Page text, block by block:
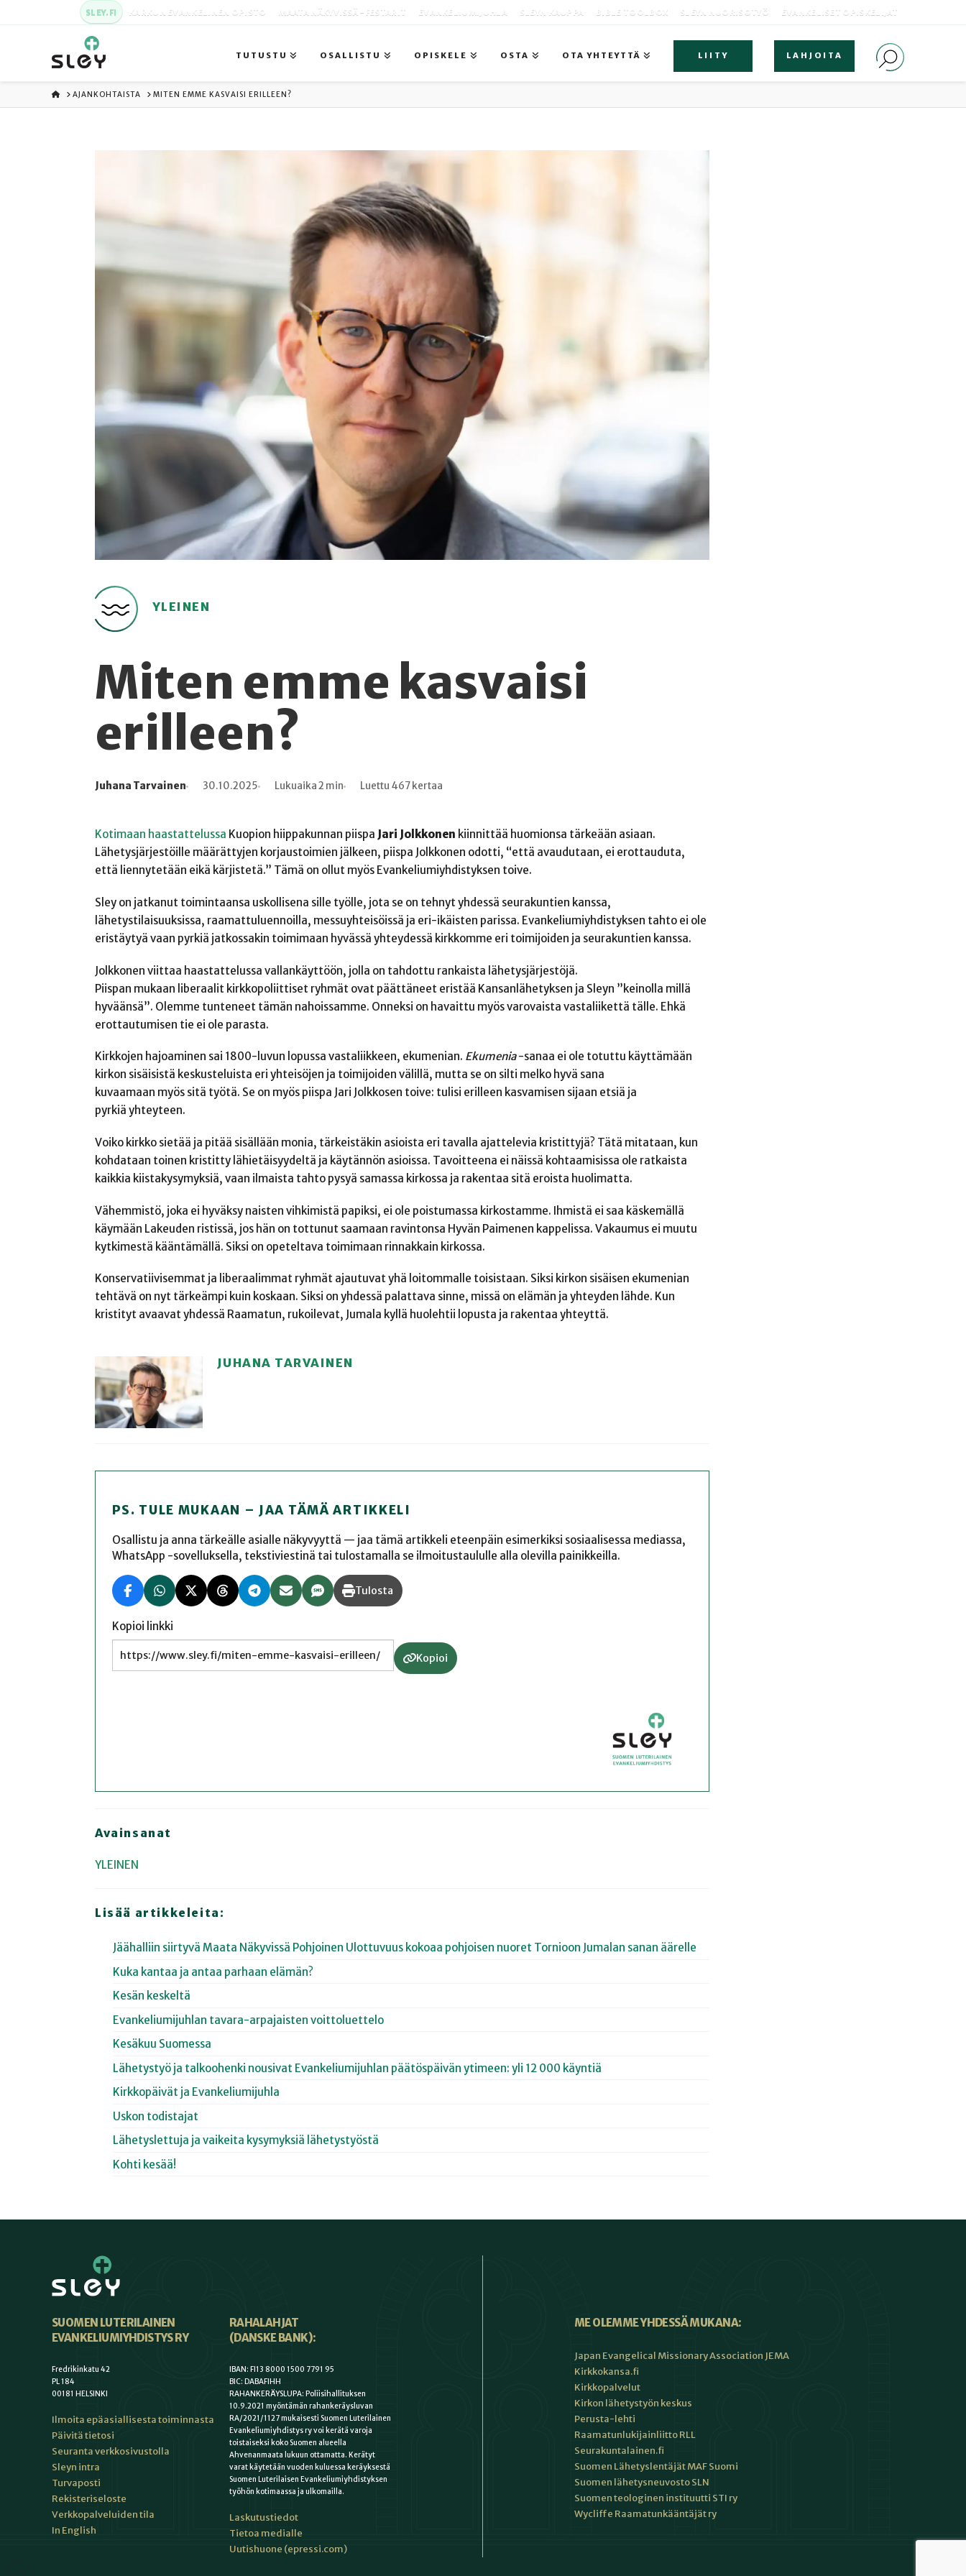
SLEY.FI KARKUN EVANKELINEN OPISTO MAATA NÄKYVISSÄ -FESTARIT EVANKELIUMIJUHLA SLEYN KAUPPA BIBLE TOOLBOX SLEYN NUORISOTYÖ EVANKELISET OPISKELIJAT
TUTUSTU OSALLISTU OPISKELE OSTA OTA YHTEYTTÄ LIITY LAHJOITA
ETUSIVU
AJANKOHTAISTA MITEN EMME KASVAISI ERILLEEN?
YLEINEN
Miten emme kasvaisi
erilleen?
Kirjoittaja
Juhana Tarvainen
Julkaistu 30.10.2025
Lukuaika Lukuaika 2 min
Lukukertoja Luettu 467 kertaa
Kotimaan haastattelussa Kuopion hiippakunnan piispa Jari Jolkkonen kiinnittää huomionsa tärkeään asiaan.
Lähetysjärjestöille määrättyjen korjaustoimien jälkeen, piispa Jolkkonen odotti, “että avaudutaan, ei erottauduta,
että liennytetään eikä kärjistetä.” Tämä on ollut myös Evankeliumiyhdistyksen toive.
Sley on jatkanut toimintaansa uskollisena sille työlle, jota se on tehnyt yhdessä seurakuntien kanssa,
lähetystilaisuuksissa, raamattuluennoilla, messuyhteisöissä ja eri-ikäisten parissa. Evankeliumiyhdistyksen tahto ei ole
eristäytyä vaan pyrkiä jatkossakin toimimaan hyvässä yhteydessä kirkkomme eri toimijoiden ja seurakuntien kanssa.
Jolkkonen viittaa haastattelussa vallankäyttöön, jolla on tahdottu rankaista lähetysjärjestöjä.
Piispan mukaan liberaalit kirkkopoliittiset ryhmät ovat päättäneet eristää Kansanlähetyksen ja Sleyn ”keinolla millä
hyväänsä”. Olemme tunteneet tämän nahoissamme. Onneksi on havaittu myös varovaista vastaliikettä tälle. Ehkä
erottautumisen tie ei ole parasta.
Kirkkojen hajoaminen sai 1800-luvun lopussa vastaliikkeen, ekumenian. Ekumenia-sanaa ei ole totuttu käyttämään
kirkon sisäisistä keskusteluista eri yhteisöjen ja toimijoiden välillä, mutta se on silti melko hyvä sana
kuvaamaan myös sitä työtä. Se on myös piispa Jari Jolkkosen toive: tulisi erilleen kasvamisen sijaan etsiä ja
pyrkiä yhteyteen.
Voiko kirkko sietää ja pitää sisällään monia, tärkeistäkin asioista eri tavalla ajattelevia kristittyjä? Tätä mitataan, kun
kohdataan toinen kristitty lähietäisyydeltä ja käytännön asioissa. Tavoitteena ei näissä kohtaamisissa ole ratkaista
kaikkia kiistakysymyksiä, vaan ilmaista tahto pysyä samassa kirkossa ja rakentaa sitä eroista huolimatta.
Vähemmistö, joka ei hyväksy naisten vihkimistä papiksi, ei ole poistumassa kirkostamme. Ihmistä ei saa käskemällä
käymään Lakeuden ristissä, jos hän on tottunut saamaan ravintonsa Hyvän Paimenen kappelissa. Vakaumus ei muutu
kytkimestä kääntämällä. Siksi on opeteltava toimimaan rinnakkain kirkossa.
Konservatiivisemmat ja liberaalimmat ryhmät ajautuvat yhä loitommalle toisistaan. Siksi kirkon sisäisen ekumenian
tehtävä on nyt tärkeämpi kuin koskaan. Siksi on yhdessä palattava sinne, missä on elämän ja yhteyden lähde. Kun
kristityt avaavat yhdessä Raamatun, rukoilevat, Jumala kyllä huolehtii lopusta ja rakentaa yhteyttä.
JUHANA TARVAINEN
PS. TULE MUKAAN – JAA TÄMÄ ARTIKKELI
Osallistu ja anna tärkeälle asialle näkyvyyttä — jaa tämä artikkeli eteenpäin esimerkiksi sosiaalisessa mediassa,
WhatsApp -sovelluksella, tekstiviestinä tai tulostamalla se ilmoitustaululle alla olevilla painikkeilla.
Tulosta
Kopioi linkki
Kopioi
Avainsanat
YLEINEN
Lisää artikkeleita:
Jäähalliin siirtyvä Maata Näkyvissä Pohjoinen Ulottuvuus kokoaa pohjoisen nuoret Tornioon Jumalan sanan äärelle
Kuka kantaa ja antaa parhaan elämän?
Kesän keskeltä
Evankeliumijuhlan tavara-arpajaisten voittoluettelo
Kesäkuu Suomessa
Lähetystyö ja talkoohenki nousivat Evankeliumijuhlan päätöspäivän ytimeen: yli 12 000 käyntiä
Kirkkopäivät ja Evankeliumijuhla
Uskon todistajat
Lähetyslettuja ja vaikeita kysymyksiä lähetystyöstä
Kohti kesää!
SUOMEN LUTERILAINEN
EVANKELIUMIYHDISTYS RY
Fredrikinkatu 42
PL 184
00181 HELSINKI
Ilmoita epäasiallisesta toiminnasta
Päivitä tietosi
Seuranta verkkosivustolla
Sleyn intra
Turvaposti
Rekisteriseloste
Verkkopalveluiden tila
In English
RAHALAHJAT
(DANSKE BANK):
IBAN: FI13 8000 1500 7791 95
BIC: DABAFIHH
RAHANKERÄYSLUPA: Poliisihallituksen
10.9.2021 myöntämän rahankeräysluvan
RA/2021/1127 mukaisesti Suomen Luterilainen
Evankeliumiyhdistys ry voi kerätä varoja
toistaiseksi koko Suomen alueella
Ahvenanmaata lukuun ottamatta. Kerätyt
varat käytetään vuoden kuluessa keräyksestä
Suomen Luterilaisen Evankeliumiyhdistyksen
työhön kotimaassa ja ulkomailla.
Laskutustiedot
Tietoa medialle
Uutishuone (epressi.com)
ME OLEMME YHDESSÄ MUKANA:
Japan Evangelical Missionary Association JEMA
Kirkkokansa.fi
Kirkkopalvelut
Kirkon lähetystyön keskus
Perusta-lehti
Raamatunlukijainliitto RLL
Seurakuntalainen.fi
Suomen Lähetyslentäjät MAF Suomi
Suomen lähetysneuvosto SLN
Suomen teologinen instituutti STI ry
Wycliffe Raamatunkääntäjät ry